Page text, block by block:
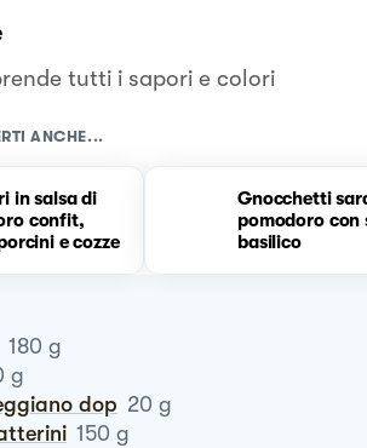
tutti i sapori e colori
ANCHE...
in salsa di
confit,
e cozze
Gnocchetti
pomodoro con
basilico
180 g
g
dop 20 g
150 g